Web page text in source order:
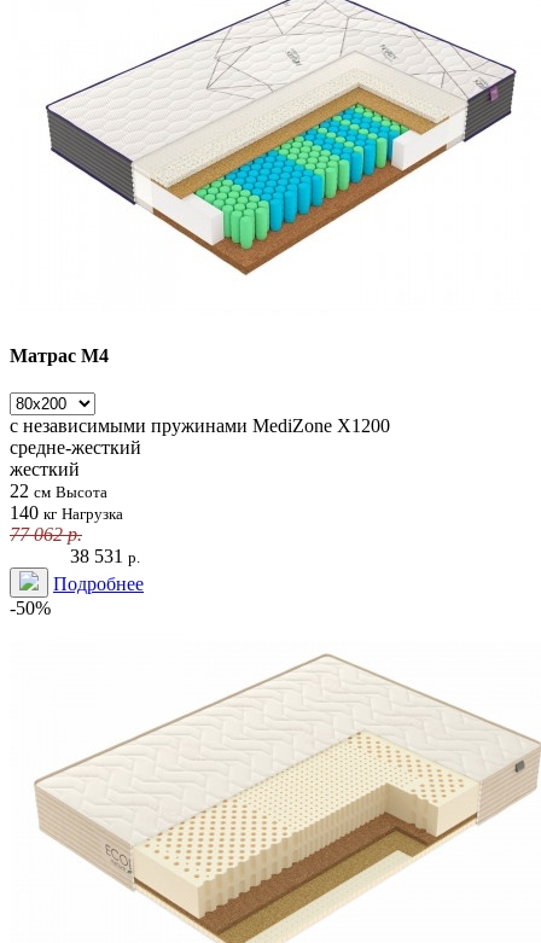
Матрас М4
с независимыми пружинами MediZone X1200
средне-жесткий
жесткий
22 см Высота
140 кг Нагрузка
77 062р.
38 531 р.
Подробнее
-50%